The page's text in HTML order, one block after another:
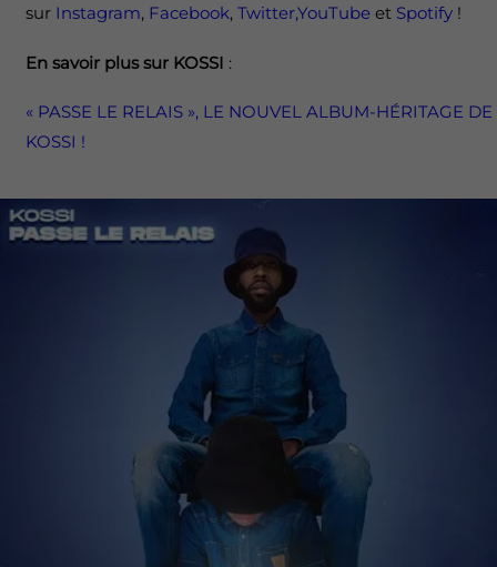
sur Instagram, Facebook, Twitter,YouTubeet Spotify!
En savoir plus sur KOSSI :
« PASSE LE RELAIS », LE NOUVEL ALBUM-HÉRITAGE DE
KOSSI !